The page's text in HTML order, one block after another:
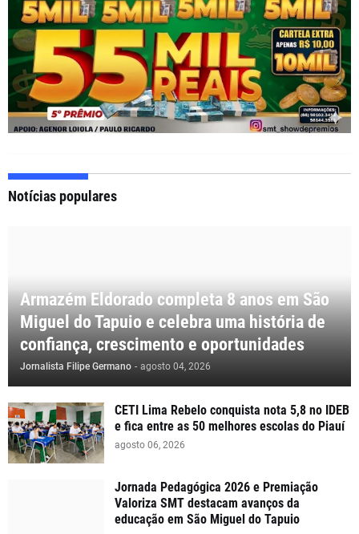
Notícias populares
Armazém Eldorado completa 8 anos em São
Miguel do Tapuio e celebra uma história de
confiança, crescimento e oportunidades
Jornalista Filipe Germano - agosto 04, 2026
CETI Lima Rebelo conquista nota 5,8 no IDEB
e fica entre as 50 melhores escolas do Piauí
agosto 06, 2026
Jornada Pedagógica 2026 e Premiação
Valoriza SMT destacam avanços da
educação em São Miguel do Tapuio